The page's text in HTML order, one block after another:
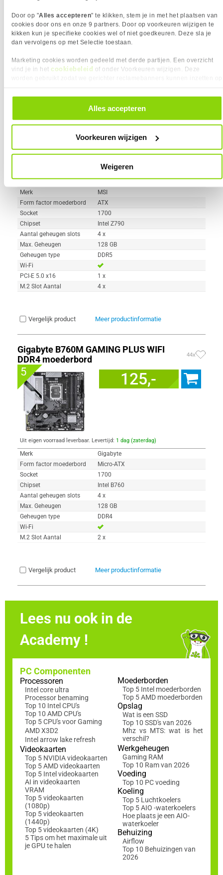
Door op "Alles accepteren" te klikken, stem je in met het plaatsen van
cookies door ons en onze 9 partners. Door op voorkeuren wijzigen te
kikken kun je specifieke cookies wel of niet goedkeuren. Deze sla je
dan vervolgens op met Selectie toestaan.
Marketing cookies worden gedeeld met derde partijen. Een overzicht
vind je in het cookiebeleid of onder Voorkeuren wijzigen. Deze
alle cookies. Je kunt je gegeven toestemming altijd intrekken, dit doe je
door in de footer van onze website te klikken op ‘Cookievoorkeuren’
Alles accepteren
Voorkeuren wijzigen
Weigeren
Wi-Fi
M.2 Slot Aantal
2 x
Vergelijk product Meer productinformatie
moederbord
209,-
Uit eigen voorraad leverbaar. Levertijd:1 dag (zaterdag)
Merk
MSI
Form factor moederbord
ATX
Socket
1700
Chipset
Intel Z790
Aantal geheugen slots
4 x
Max. Geheugen
128 GB
Geheugen type
DDR5
Wi-Fi
PCI-E 5.0 x16
1 x
M.2 Slot Aantal
4 x
Vergelijk product Meer productinformatie
Gigabyte B760M GAMING PLUS WIFI
DDR4 moederbord
44x
5 125,-
Uit eigen voorraad leverbaar. Levertijd: 1 dag (zaterdag)
Merk
Gigabyte
Form factor moederbord
Micro-ATX
Socket
1700
Chipset
Intel B760
Aantal geheugen slots
4 x
Max. Geheugen
128 GB
Geheugen type
DDR4
Wi-Fi
M.2 Slot Aantal
2 x
Vergelijk product Meer productinformatie
Lees nu ook in de
Academy !
PC Componenten
Processoren
Intel core ultra
Processor benaming
Top 10 Intel CPU's
Top 10 AMD CPU's
Top 5 CPU's voor Gaming
AMD X3D2
Intel arrow lake refresh
Videokaarten
Top 5 NVIDIA videokaarten
Top 5 AMD videokaarten
Top 5 Intel videokaarten
AI in videokaarten
VRAM
Top 5 videokaarten
(1080p)
Top 5 videokaarten
(1440p)
Top 5 videokaarten (4K)
5 Tips om het maximale uit
je GPU te halen
Moederborden
Top 5 Intel moederborden
Top 5 AMD moederborden
Opslag
Wat is een SSD
Top 10 SSD's van 2026
Mhz vs MTS: wat is het
verschil?
Werkgeheugen
Gaming RAM
Top 10 Ram van 2026
Voeding
Top 10 PC voeding
Koeling
Top 5 Luchtkoelers
Top 5 AIO -waterkoelers
Hoe plaats je een AIO-
waterkoeler
Behuizing
Airflow
Top 10 Behuizingen van
2026